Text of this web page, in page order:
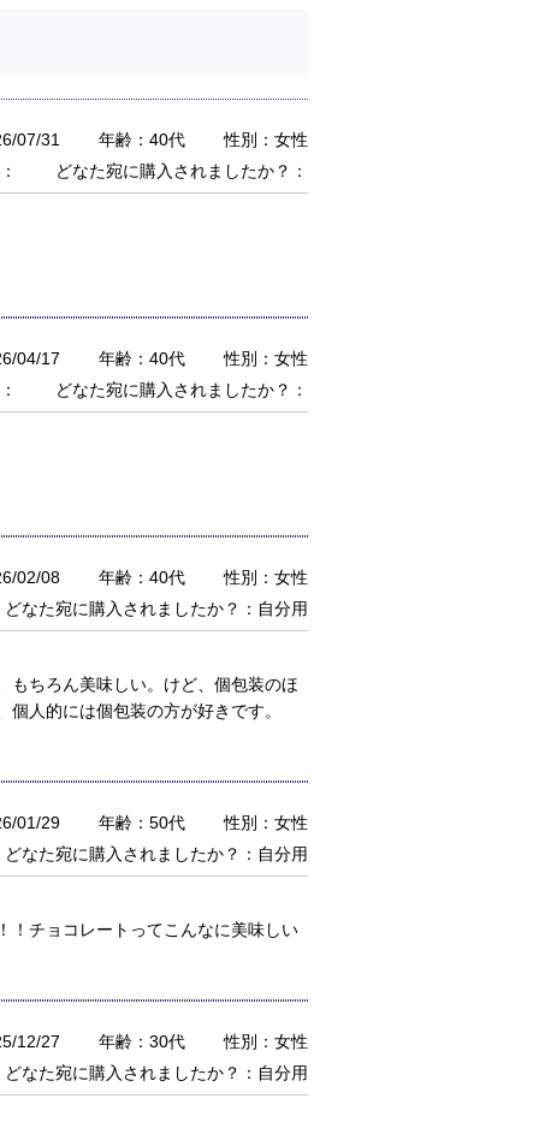
07/31 年齢：40代
性別：女性
どなた宛に購入されましたか？：
04/17 年齢：40代
性別：女性
どなた宛に購入されましたか？：
02/08 年齢：40代
性別：女性
どなた宛に購入されましたか？：自分用
もちろん美味しい。けど、個包装のほ
人的には個包装の方が好きです。
01/29 年齢：50代
性別：女性
どなた宛に購入されましたか？：自分用
！チョコレートってこんなに美味しい
12/27 年齢：30代
性別：女性
どなた宛に購入されましたか？：自分用